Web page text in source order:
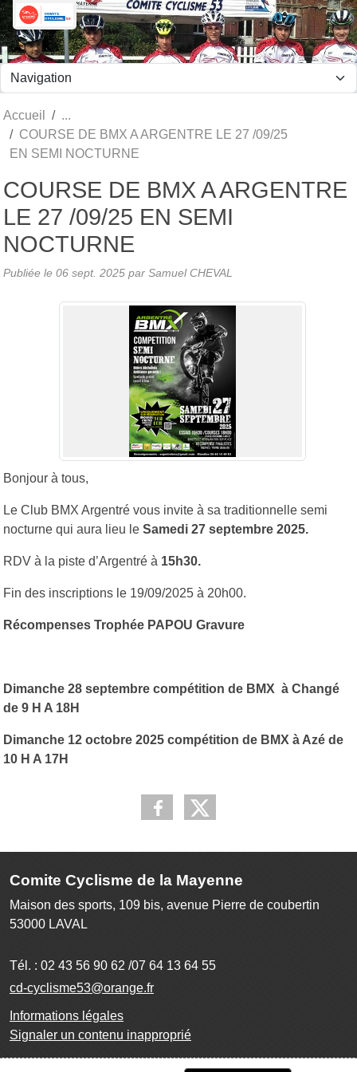
Accueil
COURSE DE BMX A ARGENTRE LE 27 /09/25
EN SEMI NOCTURNE
COURSE DE BMX A ARGENTRE
LE 27 /09/25 EN SEMI
NOCTURNE
Publiée le 06 sept. 2025 par Samuel CHEVAL
Bonjour à tous,
Le Club BMX Argentré vous invite à sa traditionnelle semi
nocturne qui aura lieu le Samedi 27 septembre 2025.
RDV à la piste d’Argentré à 15h30.
Fin des inscriptions le 19/09/2025 à 20h00.
Récompenses Trophée PAPOU Gravure
Dimanche 28 septembre compétition de BMX à Changé
de 9 H A 18H
Dimanche 12 octobre 2025 compétition de BMX à Azé de
10 H A 17H
Comite Cyclisme de la Mayenne
Maison des sports, 109 bis, avenue Pierre de coubertin
53000 LAVAL
Tél. : 02 43 56 90 62 /07 64 13 64 55
cd-cyclisme53@orange.fr
Informations légales
Signaler un contenu inapproprié
Panneau de gestion des cookies